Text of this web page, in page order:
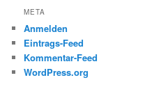
META
Anmelden
Eintrags-Feed
Kommentar-Feed
WordPress.org